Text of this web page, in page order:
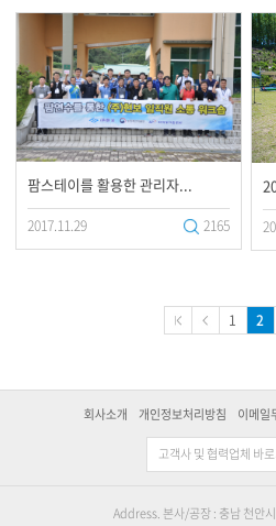
팜스테이를 활용한 관리자...
2017.11.29 2165
1 2
회사소개 개인정보처리방침 이메일
고객사 및 협력업체 바
Address. 본사/공장 : 충남 천안